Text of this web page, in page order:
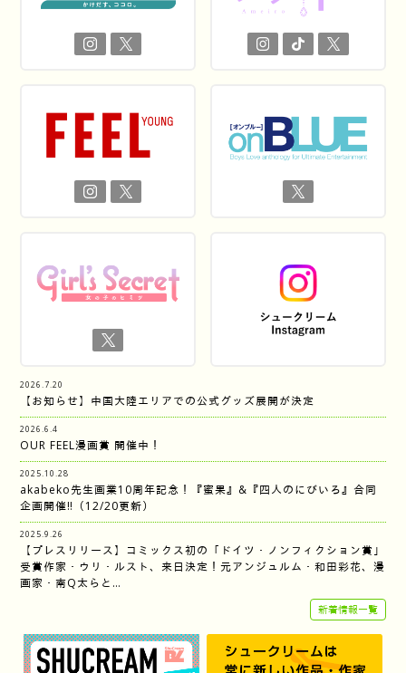
2026.7.20
【お知らせ】中国大陸エリアでの公式グッズ展開が決定
2026.6.4
OUR FEEL漫画賞 開催中！
2025.10.28
akabeko先生画業10周年記念！『蜜果』&『四人のにびいろ』合同
企画開催‼︎（12/20更新）
2025.9.26
【プレスリリース】コミックス初の「ドイツ・ノンフィクション賞」
受賞作家・ウリ・ルスト、来日決定！元アンジュルム・和田彩花、漫
画家・南Q太らと…
新着情報一覧